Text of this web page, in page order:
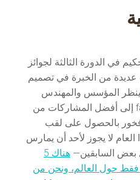
في الدورة الثالثة لجوائز
من الخبرة في تصميم
المؤسس والمهندس
الرئيسي لها ومؤلف كتاب fain إلى أفضل المشاركات من
بالحصول على لقب
لا يجوز لأحد أن يمارس
بعض السابقين—
هناك 5
حول العالم، ونحن من